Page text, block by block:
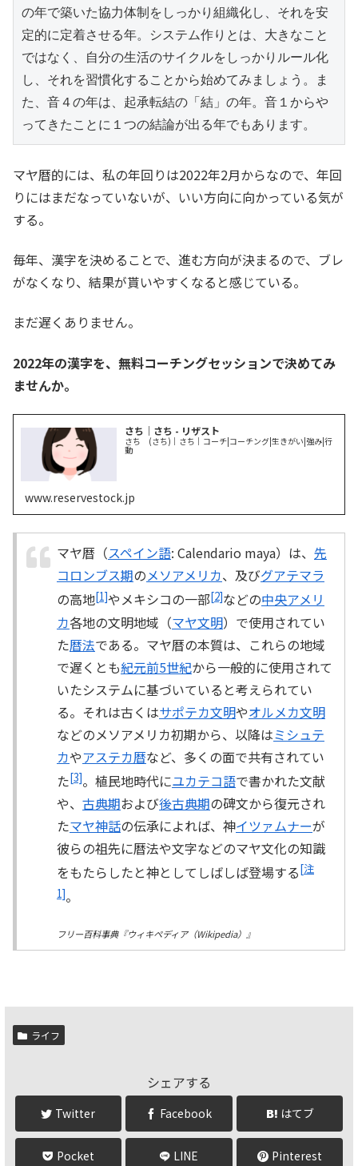
の年で築いた協力体制をしっかり組織化し、それを安
定的に定着させる年。システム作りとは、大きなこと
ではなく、自分の生活のサイクルをしっかりルール化
し、それを習慣化することから始めてみましょう。ま
た、音４の年は、起承転結の「結」の年。音１からや
ってきたことに１つの結論が出る年でもあります。
マヤ暦的には、私の年回りは2022年2月からなので、年回
りにはまだなっていないが、いい方向に向かっている気が
する。
毎年、漢字を決めることで、進む方向が決まるので、ブレ
がなくなり、結果が貰いやすくなると感じている。
まだ遅くありません。
2022年の漢字を、無料コーチングセッションで決めてみ
ませんか。
さち｜さち - リザスト
さち (さち)｜さち｜コーチ|コーチング|生きがい|強み|行
動
www.reservestock.jp
マヤ暦（スペイン語: Calendario maya）は、 先
コロンブス期のメソアメリカ、及びグアテマラ
の高地[1]やメキシコの一部[2]などの中央アメリ
カ各地の文明地域（マヤ文明）で使用されてい
た暦法である。マヤ暦の本質は、これらの地域
で遅くとも紀元前5世紀から一般的に使用されて
いたシステムに基づいていると考えられてい
る。それは古くはサポテカ文明やオルメカ文明
などのメソアメリカ初期から、以降はミシュテ
カやアステカ暦など、多くの面で共有されてい
た[3]。植民地時代にユカテコ語で書かれた文献
や、 古典期および後古典期の碑文から復元され
たマヤ神話の伝承によれば、神イツァムナーが
彼らの祖先に暦法や文字などのマヤ文化の知識
をもたらしたと神としてしばしば登場する[注
1]。
フリー百科事典『ウィキペディア（Wikipedia）』
ライフ
シェアする
Twitter Facebook はてブ
Pocket LINE Pinterest